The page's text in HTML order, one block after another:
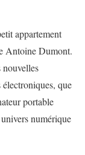
appartement
Antoine Dumont.
nouvelles
que
portable
numérique